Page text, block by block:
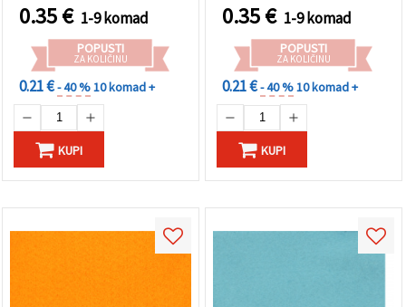
0.35€ 1-9 komad
POPUSTI
ZA KOLIČINU
0.21 €- 40 %10 komad +
KUPI
0.35€ 1-9 komad
POPUSTI
ZA KOLIČINU
0.21 €- 40 %10 komad +
KUPI